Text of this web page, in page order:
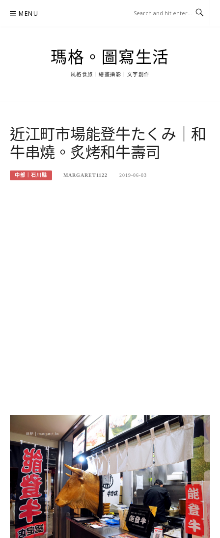
MENU
瑪格。圖寫生活
風格食旅｜繪畫攝影｜文字創作
近江町市場能登牛たくみ｜和
牛串燒。炙烤和牛壽司
中部｜石川縣 MARGARET1122 2019-06-03